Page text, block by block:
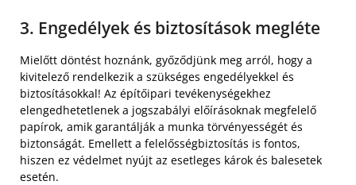
3. Engedélyek és biztosítások megléte
Mielőtt döntést hoznánk, győződjünk meg arról, hogy a
kivitelező rendelkezik a szükséges engedélyekkel és
biztosításokkal! Az építőipari tevékenységekhez
elengedhetetlenek a jogszabályi előírásoknak megfelelő
papírok, amik garantálják a munka törvényességét és
biztonságát. Emellett a felelősségbiztosítás is fontos,
hiszen ez védelmet nyújt az esetleges károk és balesetek
esetén.